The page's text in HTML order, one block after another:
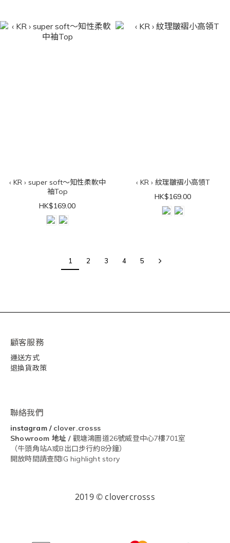
‹ KR › super soft～知性柔軟中
袖Top
HK$169.00
‹ KR › 紋理皺褶小高領T
HK$169.00
1 2 3 4 5
顧客服務
運送方式
退換貨政策
聯絡我們
instagram/ clover.crosss
Showroom 地址 / 觀塘鴻圖道26號威登中心7樓701室
（牛頭角站A或B出口步行約8分鐘）
開放時間請查閱IG highlight story
2019 © clovercrosss